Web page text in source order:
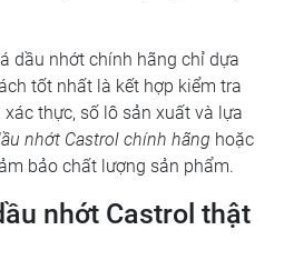
dầu nhớt chính hãng chỉ dựa
tốt nhất là kết hợp kiểm tra
thực, số lô sản xuất và lựa
nhớt Castrol chính hãng hoặc
bảo chất lượng sản phẩm.
nhớt Castrol thật